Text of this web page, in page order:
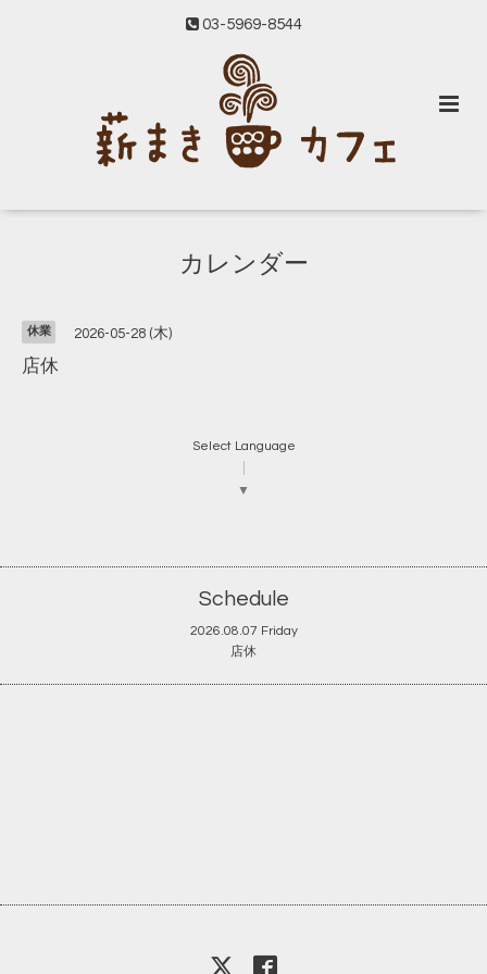
03-5969-8544
カレンダー
休業 2026-05-28 (木)
店休
Select Language
▼
Schedule
2026.08.07 Friday
店休